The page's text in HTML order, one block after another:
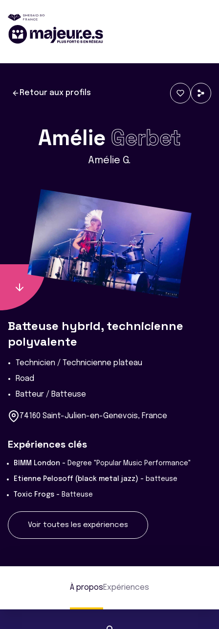
Retour aux profils
Amélie Gerbet
Amélie G.
Batteuse hybrid, technicienne
polyvalente
Technicien / Technicienne plateau
Road
Batteur / Batteuse
74160 Saint-Julien-en-Genevois, France
Expériences clés
BIMM London - Degree "Popular Music Performance"
Etienne Pelosoff (black metal jazz) - batteuse
Toxic Frogs - Batteuse
Voir toutes les expériences
À proposExpériences